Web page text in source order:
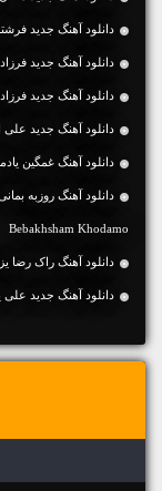
دانلود آهنگ جديد
دانلود آهنگ جديد فرزاد فرخ نور با
دانلود آهنگ جديد فرزاد فرزین کلبه
دانلود آهنگ جديد علی اصحابی
دانلود آهنگ غمگین
Bebakhsham Khodamo
دانلود آهنگ راک رضا
دانلود آهنگ جديد علی